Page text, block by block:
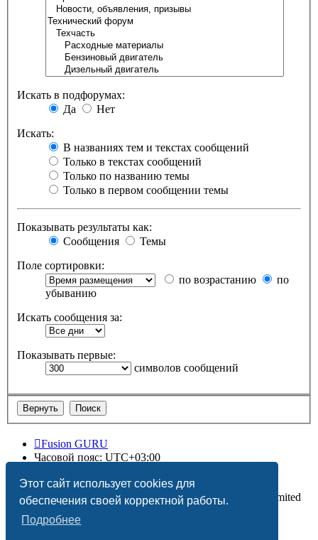
Этот сайт использует cookies для
обеспечения своей корректной работы.
Подробнее
Искать в подфорумах:
Да
Нет
Искать:
В названиях тем и текстах сообщений
Только в текстах сообщений
Только по названию темы
Только в первом сообщении темы
Показывать результаты как:
Сообщения
Темы
Поле сортировки:
по возрастанию
по
убыванию
Искать сообщения за:
Показывать первые:
символов сообщений
Fusion GURU
Часовой пояс: UTC+03:00
Создано на основеphpBB® Forum Software © phpBB Limited